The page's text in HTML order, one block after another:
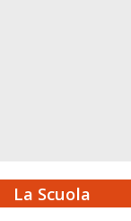
La Scuola